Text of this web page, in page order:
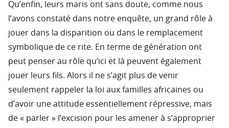
Qu’enfin, leurs maris ont sans doute, comme nous
l’avons constaté dans notre enquête, un grand rôle à
jouer dans la disparition ou dans le remplacement
symbolique de ce rite. En terme de génération ont
peut penser au rôle qu’ici et là peuvent également
jouer leurs fils. Alors il ne s’agit plus de venir
seulement rappeler la loi aux familles africaines ou
d’avoir une attitude essentiellement répressive, mais
de « parler » l’excision pour les amener à s’approprier